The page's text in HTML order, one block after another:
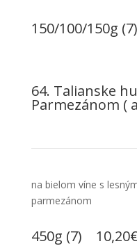
150/100/150g
64. Talianske
Parmezánom (
na bielom víne s
parmezánom
450g (7) 10,20€